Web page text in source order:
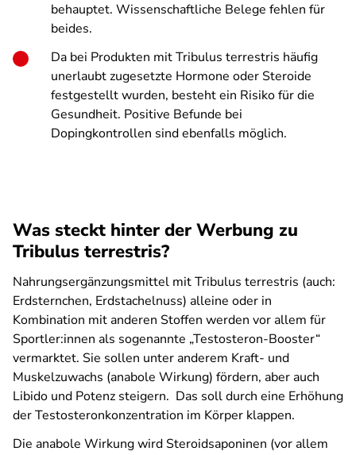
behauptet. Wissenschaftliche Belege fehlen für
beides.
Da bei Produkten mit Tribulus terrestris häufig
unerlaubt zugesetzte Hormone oder Steroide
festgestellt wurden, besteht ein Risiko für die
Gesundheit. Positive Befunde bei
Dopingkontrollen sind ebenfalls möglich.
Was steckt hinter der Werbung zu
Tribulus terrestris?
Nahrungsergänzungsmittel mitTribulus terrestris (auch:
Erdsternchen, Erdstachelnuss) alleine oder in
Kombination mit anderen Stoffen werden vor allem für
Sportler:innen als sogenannte „Testosteron-Booster“
vermarktet. Sie sollen unter anderem Kraft- und
Muskelzuwachs (anabole Wirkung) fördern, aber auch
Libido und Potenz steigern. Das soll durch eine Erhöhung
der Testosteronkonzentration im Körper klappen.
Die anabole Wirkung wird Steroidsaponinen (vor allem